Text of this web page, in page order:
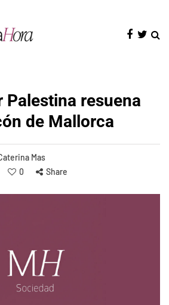
Palestina resuena
de Mallorca
Mas
0 Share